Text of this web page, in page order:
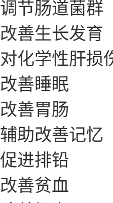
调节肠道菌群
改善生长发育
对化学性肝损
改善睡眠
改善胃肠
辅助改善记忆
促进排铅
改善贫血